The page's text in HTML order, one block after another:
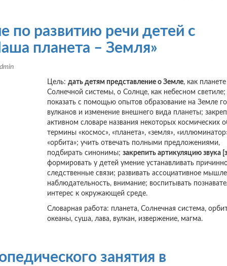
по развитию речи детей с
планета – Земля»
Цель: дать детям представление о Земле, как планете
Солнечной системы, о Солнце, как небесном светиле;
показать с помощью опытов образование на Земле
вулканов и изменение внешнего вида планеты;
активном словаре названия некоторых космических
термины «космос», «планета», «земля»,
«орбита»; учить отвечать полными предложениями,
подбирать синонимы; закрепить артикуляцию звука
формировать у детей умение устанавливать
следственные связи; развивать ассоциативное
наблюдательность, внимание; воспитывать
интерес к окружающей среде.
Словарная работа: планета, Солнечная система,
океаны, суша, лава, вулкан, извержение, магма.
занятия в